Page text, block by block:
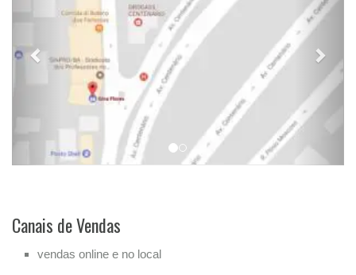
Canais de Vendas
vendas online e no local